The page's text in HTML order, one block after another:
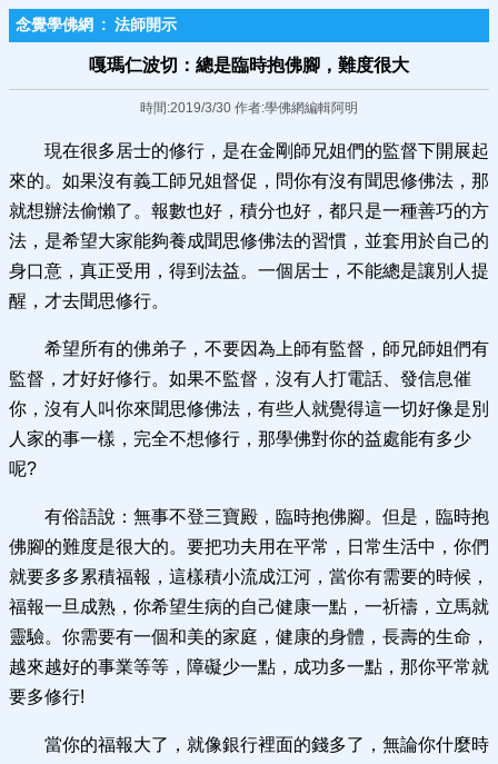
念覺學佛網 : 法師開示
嘎瑪仁波切：總是臨時抱佛腳，難度很大
時間:2019/3/30 作者:學佛網編輯阿明
現在很多居士的修行，是在金剛師兄姐們的監督下開展起
來的。如果沒有義工師兄姐督促，問你有沒有聞思修佛法，那
就想辦法偷懶了。報數也好，積分也好，都只是一種善巧的方
法，是希望大家能夠養成聞思修佛法的習慣，並套用於自己的
身口意，真正受用，得到法益。一個居士，不能總是讓別人提
醒，才去聞思修行。
希望所有的佛弟子，不要因為上師有監督，師兄師姐們有
監督，才好好修行。如果不監督，沒有人打電話、發信息催
你，沒有人叫你來聞思修佛法，有些人就覺得這一切好像是別
人家的事一樣，完全不想修行，那學佛對你的益處能有多少
呢?
有俗語說：無事不登三寶殿，臨時抱佛腳。但是，臨時抱
佛腳的難度是很大的。要把功夫用在平常，日常生活中，你們
就要多多累積福報，這樣積小流成江河，當你有需要的時候，
福報一旦成熟，你希望生病的自己健康一點，一祈禱，立馬就
靈驗。你需要有一個和美的家庭，健康的身體，長壽的生命，
越來越好的事業等等，障礙少一點，成功多一點，那你平常就
要多修行!
當你的福報大了，就像銀行裡面的錢多了，無論你什麼時